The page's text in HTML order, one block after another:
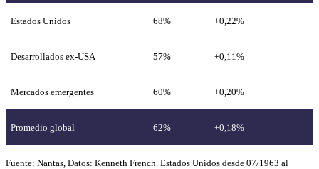
Estados Unidos 68% +0,22%
Desarrollados ex-USA 57% +0,11%
Mercados emergentes 60% +0,20%
Promedio global 62% +0,18%
Fuente: Nantas, Datos: Kenneth French. Estados Unidos desde 07/1963 al